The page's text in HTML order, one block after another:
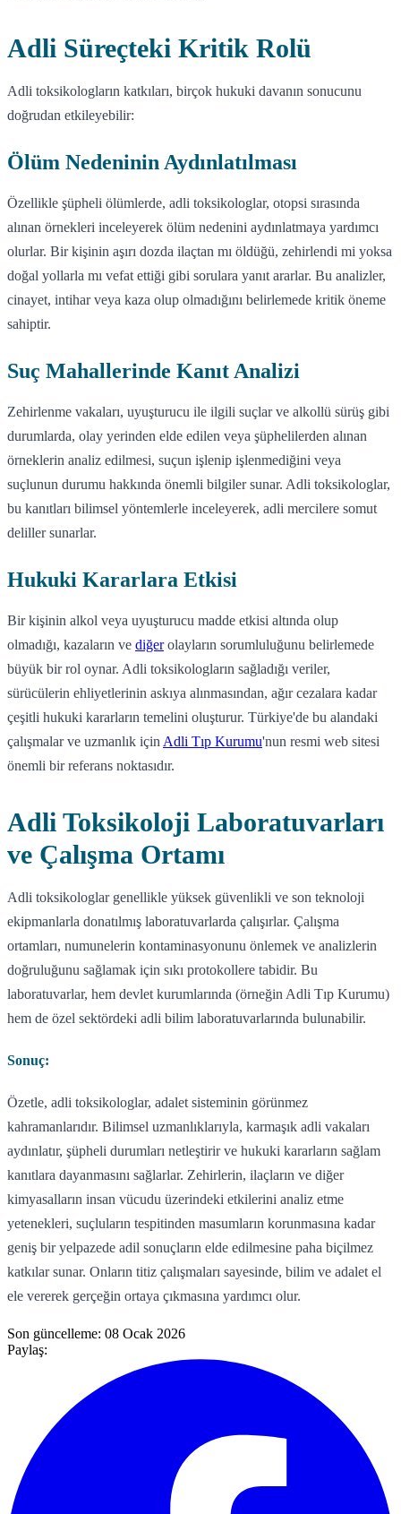
Adli Süreçteki Kritik Rolü
Adli toksikologların katkıları, birçok hukuki davanın sonucunu
doğrudan etkileyebilir:
Ölüm Nedeninin Aydınlatılması
Özellikle şüpheli ölümlerde, adli toksikologlar, otopsi sırasında
alınan örnekleri inceleyerek ölüm nedenini aydınlatmaya yardımcı
olurlar. Bir kişinin aşırı dozda ilaçtan mı öldüğü, zehirlendi mi yoksa
doğal yollarla mı vefat ettiği gibi sorulara yanıt ararlar. Bu analizler,
cinayet, intihar veya kaza olup olmadığını belirlemede kritik öneme
sahiptir.
Suç Mahallerinde Kanıt Analizi
Zehirlenme vakaları, uyuşturucu ile ilgili suçlar ve alkollü sürüş gibi
durumlarda, olay yerinden elde edilen veya şüphelilerden alınan
örneklerin analiz edilmesi, suçun işlenip işlenmediğini veya
suçlunun durumu hakkında önemli bilgiler sunar. Adli toksikologlar,
bu kanıtları bilimsel yöntemlerle inceleyerek, adli mercilere somut
deliller sunarlar.
Hukuki Kararlara Etkisi
Bir kişinin alkol veya uyuşturucu madde etkisi altında olup
olmadığı, kazaların ve diğerolayların sorumluluğunu belirlemede
büyük bir rol oynar. Adli toksikologların sağladığı veriler,
sürücülerin ehliyetlerinin askıya alınmasından, ağır cezalara kadar
çeşitli hukuki kararların temelini oluşturur. Türkiye'de bu alandaki
çalışmalar ve uzmanlık için Adli Tıp Kurumu'nun resmi web sitesi
önemli bir referans noktasıdır.
Adli Toksikoloji Laboratuvarları
ve Çalışma Ortamı
Adli toksikologlar genellikle yüksek güvenlikli ve son teknoloji
ekipmanlarla donatılmış laboratuvarlarda çalışırlar. Çalışma
ortamları, numunelerin kontaminasyonunu önlemek ve analizlerin
doğruluğunu sağlamak için sıkı protokollere tabidir. Bu
laboratuvarlar, hem devlet kurumlarında (örneğin Adli Tıp Kurumu)
hem de özel sektördeki adli bilim laboratuvarlarında bulunabilir.
Sonuç:
Özetle, adli toksikologlar, adalet sisteminin görünmez
kahramanlarıdır. Bilimsel uzmanlıklarıyla, karmaşık adli vakaları
aydınlatır, şüpheli durumları netleştirir ve hukuki kararların sağlam
kanıtlara dayanmasını sağlarlar. Zehirlerin, ilaçların ve diğer
kimyasalların insan vücudu üzerindeki etkilerini analiz etme
yetenekleri, suçluların tespitinden masumların korunmasına kadar
geniş bir yelpazede adil sonuçların elde edilmesine paha biçilmez
katkılar sunar. Onların titiz çalışmaları sayesinde, bilim ve adalet el
ele vererek gerçeğin ortaya çıkmasına yardımcı olur.
Son güncelleme: 08 Ocak 2026
Paylaş: